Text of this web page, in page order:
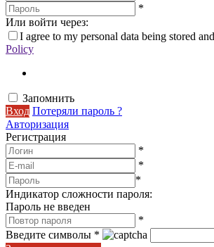
*
Или войти через:
I agree to my personal data being stored
Policy
Запомнить
Вход Потеряли пароль ?
Авторизация
Регистрация
*
*
*
Индикатор сложности пароля:
Пароль не введен
*
Введите символы *